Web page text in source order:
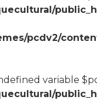
pcdv2/
variable